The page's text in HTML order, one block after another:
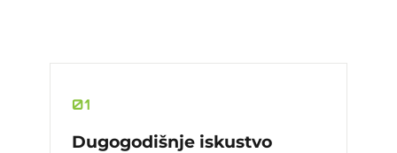
01
Dugogodišnje iskustvo